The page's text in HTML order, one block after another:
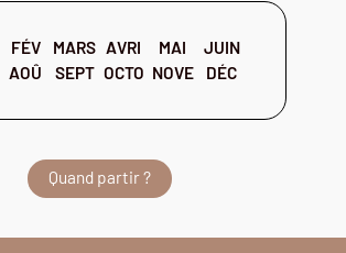
FÉV MARS AVRI MAI
JUIN
AOÛ SEPT OCTO NOVE DÉC
Quand partir ?